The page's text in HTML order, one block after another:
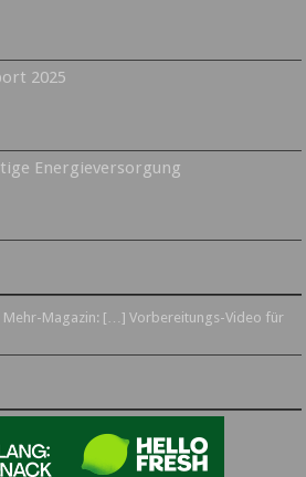
2025
Energieversorgung
Mehr-Magazin: […] Vorbereitungs-Video für